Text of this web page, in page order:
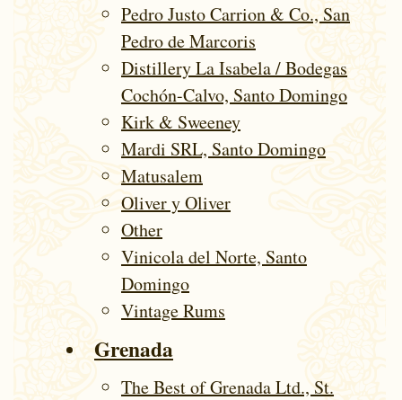
Pedro Justo Carrion & Co., San
Pedro de Marcoris
Distillery La Isabela / Bodegas
Cochón-Calvo, Santo Domingo
Kirk & Sweeney
Mardi SRL, Santo Domingo
Matusalem
Oliver y Oliver
Other
Vinicola del Norte, Santo
Domingo
Vintage Rums
Grenada
The Best of Grenada Ltd., St.